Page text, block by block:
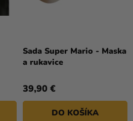
Sada Super Mario - Maska
a rukavice
39,90 €
DO KOŠÍKA